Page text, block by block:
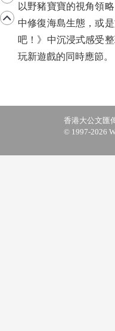
以野豬寶寶的視角領
中修復海島生態，或
吧！》中沉浸式感受
玩新遊戲的同時應節。
香港大公文匯
© 1997-2026